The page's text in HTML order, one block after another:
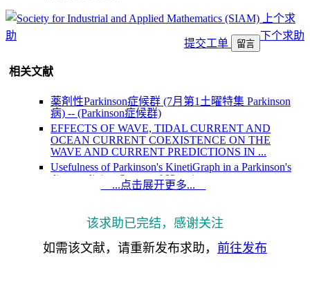
上个求
助
下个求助
提交工单 留言
相关文献
薬剤性Parkinson症候群 (7月第1土曜特集 Parkinson
病) -- (Parkinson症候群)
EFFECTS OF WAVE, TIDAL CURRENT AND
OCEAN CURRENT COEXISTENCE ON THE
WAVE AND CURRENT PREDICTIONS IN ...
Usefulness of Parkinson's KinetiGraph in a Parkinson's
disease clinic – Survey of 82 patients
Characteristics of the tidal current and residual current in
[The experimental models of Parkinson's disease in
animals].
Characteristics, treatment patterns and disease burden of
...点击展开更多...
该求助已完结，感谢关注
如需该文献，请重新发布求助， 前往发布